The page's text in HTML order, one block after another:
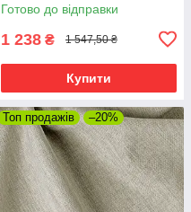
Готово до відправки
1 238 ₴ 1 547,50 ₴
Купити
Топ продажів –20%